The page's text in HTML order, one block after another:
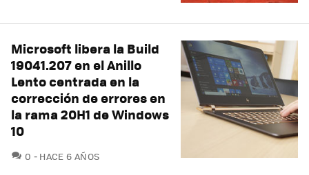
Microsoft libera la Build
19041.207 en el Anillo
Lento centrada en la
corrección de errores en
la rama 20H1 de Windows
10
0 COMENTARIOS
HACE 6 AÑOS